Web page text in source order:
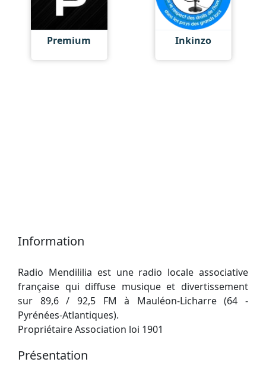
Premium Inkinzo
Information
Radio Mendililia est une radio locale associative
française qui diffuse musique et divertissement
sur 89,6 / 92,5 FM à Mauléon-Licharre (64 -
Pyrénées-Atlantiques).
Propriétaire Association loi 1901
Présentation